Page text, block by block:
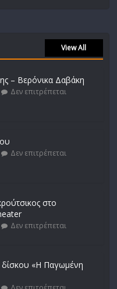
View All
– Βερόνικα Δαβάκη
Δεν επιτρέπεται
Δεν επιτρέπεται
στο
Δεν επιτρέπεται
«Η Παγωμένη